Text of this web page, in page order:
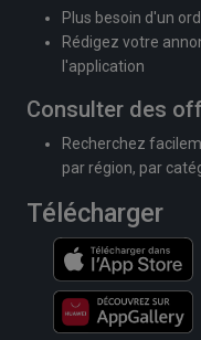
Plus besoin d'un
Rédigez votre
l'application
Consulter des
Recherchez
par région, par
Télécharger